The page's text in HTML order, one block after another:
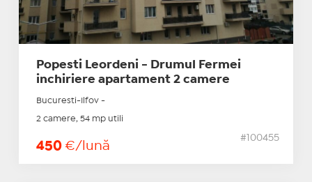
Popesti Leordeni - Drumul Fermei
inchiriere apartament 2 camere
Bucuresti-Ilfov -
2 camere, 54 mp utili
450 €/lună
#100455